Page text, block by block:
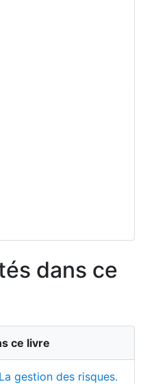
dans ce
ce livre
gestion des risques.